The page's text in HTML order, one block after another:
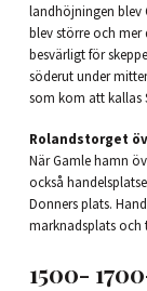
landhöjningen blev
blev större och mer
besvärligt för
söderut under
som kom att kallas
Rolandstorget
När Gamle hamn
också
Donners plats.
marknadsplats och
1500-